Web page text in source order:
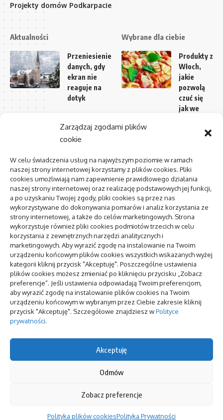
Zarządzaj zgodami plików
cookie
W celu świadczenia usług na najwyższym poziomie w ramach
naszej strony internetowej korzystamy z plików cookies. Pliki
cookies umożliwiają nam zapewnienie prawidłowego działania
naszej strony internetowej oraz realizację podstawowych jej funkcji,
a po uzyskaniu Twojej zgody, pliki cookies są przez nas
wykorzystywane do dokonywania pomiarów i analiz korzystania ze
strony internetowej, a także do celów marketingowych. Strona
wykorzystuje również pliki cookies podmiotów trzecich w celu
korzystania z zewnętrznych narzędzi analitycznych i
marketingowych. Aby wyrazić zgodę na instalowanie na Twoim
urządzeniu końcowym plików cookies wszystkich wskazanych wyżej
kategorii kliknij przycisk "Akceptuję". Poszczególne ustawienia
plików cookies możesz zmieniać po kliknięciu przycisku „Zobacz
preferencje”. Jeśli ustawienia odpowiadają Twoim preferencjom,
aby wyrazić zgodę na instalowanie plików cookies na Twoim
urządzeniu końcowym w wybranym przez Ciebie zakresie kliknij
przycisk "Akceptuję". Szczegółowe znajdziesz wPolityce
prywatności.
Akceptuję
Odmów
Zobacz preferencje
Polityka plików cookiesPolityka Prywatności
polityką prywatności.
Projekty domów Podkarpacie
Aktualności
Przeniesienie
danych, gdy
ekran nie
reaguje na
dotyk
relations:
zastosowania
ograniczenia
Centrum
zdrowia
psychicznego:
jak znaleźć i
kiedy
pozycjonowanie lokalne
Wybrane dla ciebie
Produkty z
Włoch,
jakie
pozwolą
czuć się
jak we
odpowiednio
zabrać za
wybór
perfum dla
Jaką rolę pełni
ogrodu
To się teraz czyta
AI w media relations: zastosowania i
ograniczenia
Przeniesienie danych, gdy ekran nie reaguje
Polityka plików cookies (EU)| Polityka prywatności